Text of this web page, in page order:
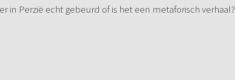
in Perzië echt gebeurd of is het een metaforisch verhaal?